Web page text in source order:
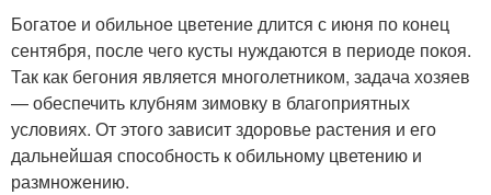
Богатое и обильное цветение длится с июня по конец
сентября, после чего кусты нуждаются в периоде покоя.
Так как бегония является многолетником, задача хозяев
— обеспечить клубням зимовку в благоприятных
условиях. От этого зависит здоровье растения и его
дальнейшая способность к обильному цветению и
размножению.